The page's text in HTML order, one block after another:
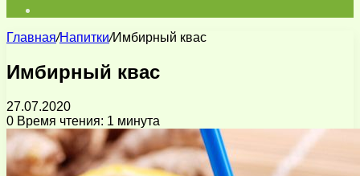
Главная/Напитки/Имбирный квас
Имбирный квас
27.07.2020
0 Время чтения: 1 минута